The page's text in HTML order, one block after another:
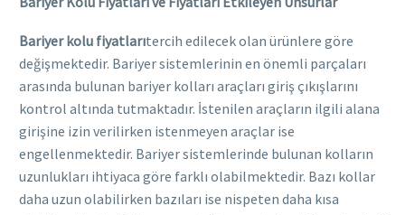
Bariyer kolu fiyatlarıtercih edilecek olan ürünlere göre
değişmektedir. Bariyer sistemlerinin en önemli parçaları
arasında bulunan bariyer kolları araçları giriş çıkışlarını
kontrol altında tutmaktadır. İstenilen araçların ilgili alana
girişine izin verilirken istenmeyen araçlar ise
engellenmektedir. Bariyer sistemlerinde bulunan kolların
uzunlukları ihtiyaca göre farklı olabilmektedir. Bazı kollar
daha uzun olabilirken bazıları ise nispeten daha kısa